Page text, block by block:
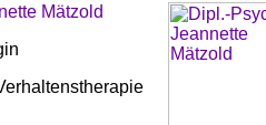
Mätzold